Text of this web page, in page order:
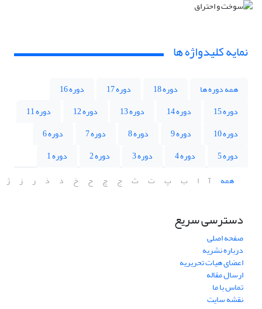
نمایه کلیدواژه ها
همه دوره ها دوره 18 دوره 17
دوره 16
دوره 15
دوره 14 دوره 13 دوره 12
دوره 11
دوره 10
دوره 9 دوره 8 دوره 7
دوره 6
دوره 5
دوره 4 دوره 3 دوره 2
دوره 1
همه
آ ا ب پ ت ث ج چ ح خ د ذ ر ز ژ
دسترسی سریع
صفحه اصلی
درباره نشریه
اعضای هیات تحریریه
ارسال مقاله
تماس با ما
نقشه سایت